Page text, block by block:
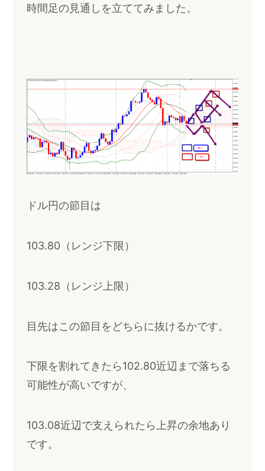
時間足の見通しを立ててみました。
ドル円の節目は
103.80（レンジ下限）
103.28（レンジ上限）
目先はこの節目をどちらに抜けるかです。
下限を割れてきたら102.80近辺まで落ちる
可能性が高いですが、
103.08近辺で支えられたら上昇の余地あり
です。